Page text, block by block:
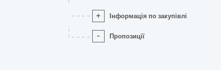
+ Інформація по закупівлі
- Пропозиції